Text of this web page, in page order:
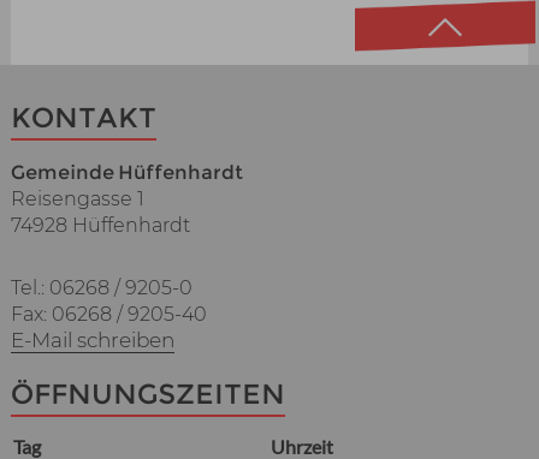
KONTAKT
Gemeinde Hüffenhardt
Reisengasse 1
74928 Hüffenhardt
Tel.: 06268 / 9205-0
Fax: 06268 / 9205-40
E-Mail schreiben
ÖFFNUNGSZEITEN
Tag
Uhrzeit